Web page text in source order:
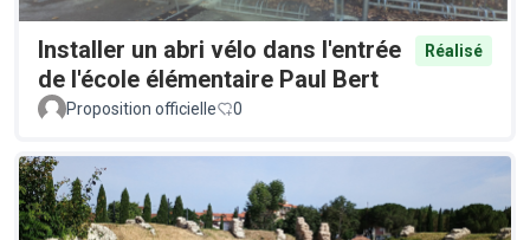
Installer un abri vélo dans l'entrée
de l'école élémentaire Paul Bert
Réalisé
Proposition officielle 0